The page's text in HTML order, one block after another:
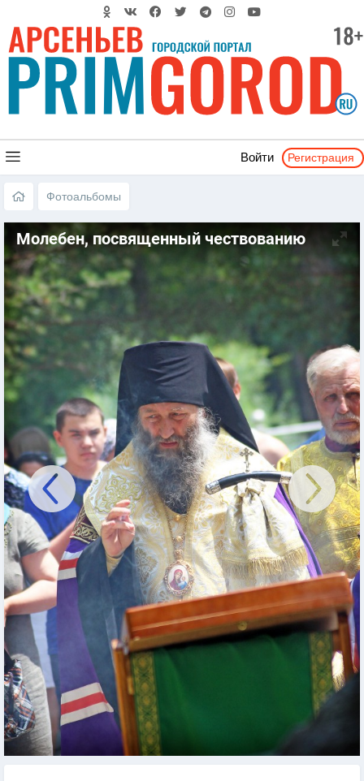
Войти Регистрация
Фотоальбомы
Молебен, посвященный чествованию
Святых Петра и Февронии 2017